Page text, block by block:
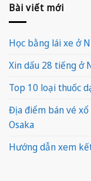
Bài viết mới
Học bằng lái xe ở
Xin dấu 28 tiếng ở
Top 10 loại thuốc
Địa điểm bán vé
Osaka
Hướng dẫn xem